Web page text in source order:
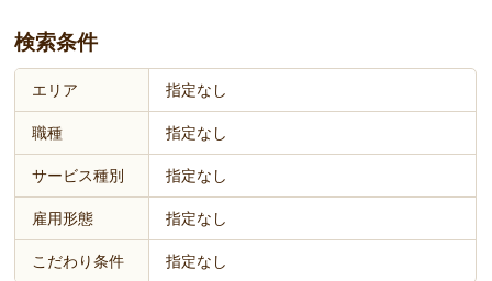
検索条件
エリア 指定なし
職種 指定なし
サービス種別 指定なし
雇用形態 指定なし
こだわり条件 指定なし